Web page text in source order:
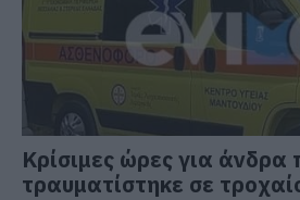
Κρίσιμες ώρες για άνδρα
τραυματίστηκε σε